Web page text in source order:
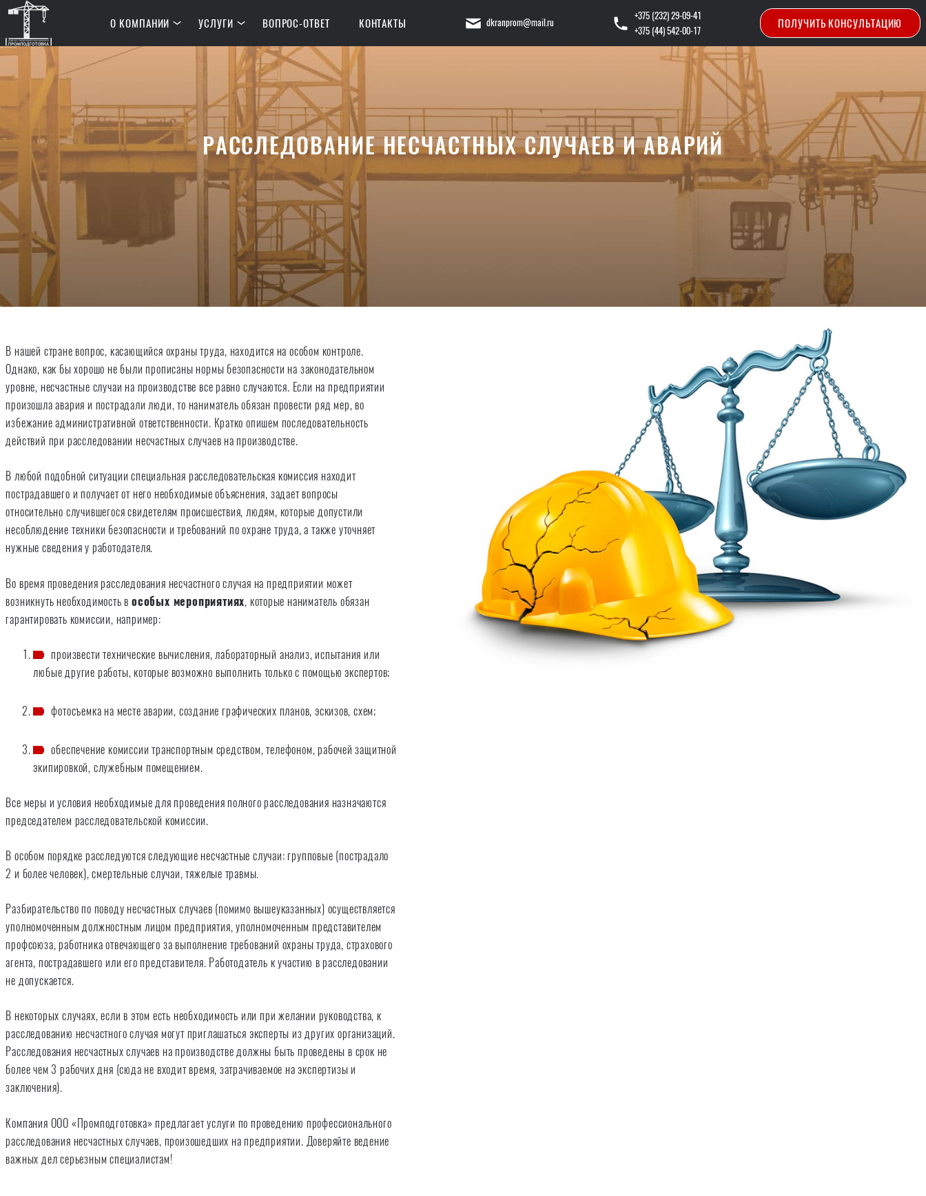
О КОМПАНИИ УСЛУГИ ВОПРОС-ОТВЕТ КОНТАКТЫ dkranprom@mail.ru
+375 (232) 29-09-41
+375 (44) 542-00-17
ПОЛУЧИТЬ КОНСУЛЬТАЦИЮ
РАССЛЕДОВАНИЕ НЕСЧАСТНЫХ СЛУЧАЕВ И АВАРИЙ
В нашей стране вопрос, касающийся охраны труда, находится на особом контроле.
Однако, как бы хорошо не были прописаны нормы безопасности на законодательном
уровне, несчастные случаи на производстве все равно случаются. Если на предприятии
произошла авария и пострадали люди, то наниматель обязан провести ряд мер, во
избежание административной ответственности. Кратко опишем последовательность
действий при расследовании несчастных случаев на производстве.
В любой подобной ситуации специальная расследовательская комиссия находит
пострадавшего и получает от него необходимые объяснения, задает вопросы
относительно случившегося свидетелям происшествия, людям, которые допустили
несоблюдение техники безопасности и требований по охране труда, а также уточняет
нужные сведения у работодателя.
Во время проведения расследования несчастного случая на предприятии может
возникнуть необходимость в особых мероприятиях, которые наниматель обязан
гарантировать комиссии, например:
произвести технические вычисления, лабораторный анализ, испытания или
любые другие работы, которые возможно выполнить только с помощью экспертов;
фотосъемка на месте аварии, создание графических планов, эскизов, схем;
обеспечение комиссии транспортным средством, телефоном, рабочей защитной
экипировкой, служебным помещением.
Все меры и условия необходимые для проведения полного расследования назначаются
председателем расследовательской комиссии.
В особом порядке расследуются следующие несчастные случаи: групповые (пострадало
2 и более человек), смертельные случаи, тяжелые травмы.
Разбирательство по поводу несчастных случаев (помимо вышеуказанных) осуществляется
уполномоченным должностным лицом предприятия, уполномоченным представителем
профсоюза, работника отвечающего за выполнение требований охраны труда, страхового
агента, пострадавшего или его представителя. Работодатель к участию в расследовании
не допускается.
В некоторых случаях, если в этом есть необходимость или при желании руководства, к
расследованию несчастного случая могут приглашаться эксперты из других организаций.
Расследования несчастных случаев на производстве должны быть проведены в срок не
более чем 3 рабочих дня (сюда не входит время, затрачиваемое на экспертизы и
заключения).
Компания ООО «Промподготовка» предлагает услуги по проведению профессионального
расследования несчастных случаев, произошедших на предприятии. Доверяйте ведение
важных дел серьезным специалистам!